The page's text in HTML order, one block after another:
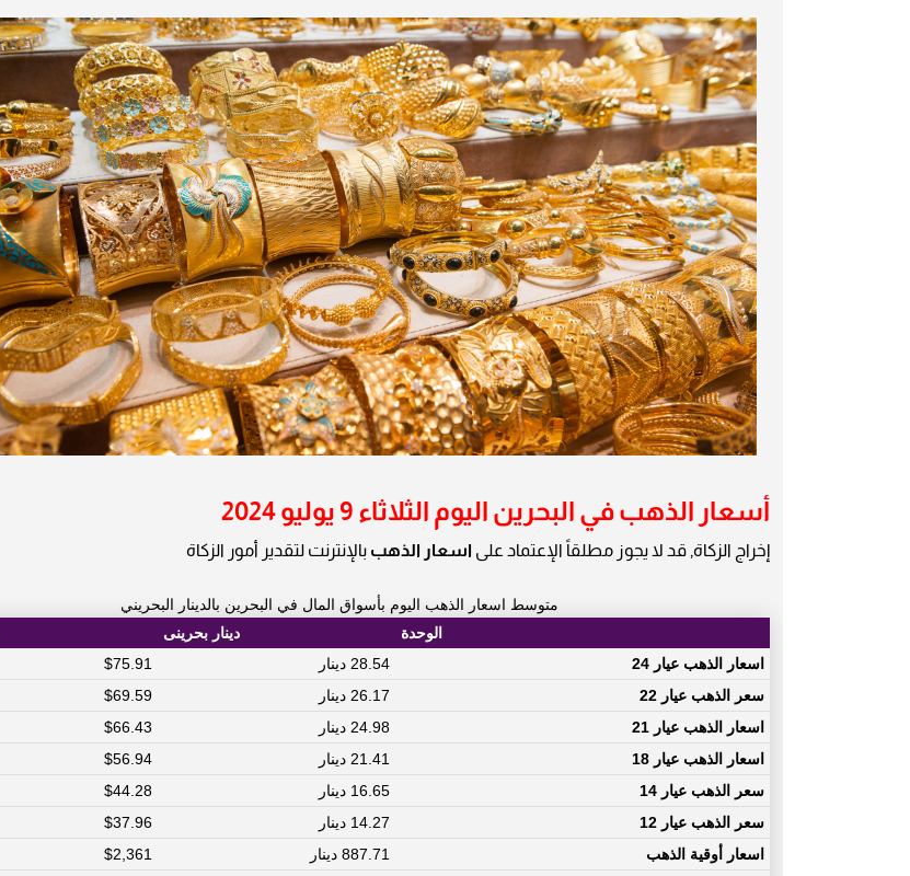
أسعار الذهب في البحرين اليوم الثلاثاء 9 يوليو 2024
إخراج الزكاة, قد لا يجوز مطلقاً الإعتماد على اسعار الذهب بالإنترنت لتقدير أمور الزكاة
متوسط اسعار الذهب اليوم بأسواق المال في البحرين بالدينار البحريني
الوحدة
دينار بحرينى
اسعار الذهب عيار 24
28.54 دينار
$75.91
سعر الذهب عيار 22
26.17 دينار
$69.59
اسعار الذهب عيار 21
24.98 دينار
$66.43
اسعار الذهب عيار 18
21.41 دينار
$56.94
سعر الذهب عيار 14
16.65 دينار
$44.28
سعر الذهب عيار 12
14.27 دينار
$37.96
اسعار أوقية الذهب
887.71 دينار
$2,361